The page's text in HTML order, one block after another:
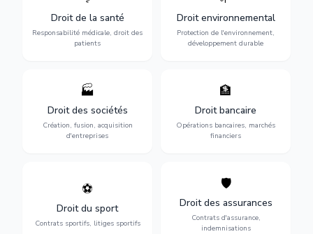
Droit de la santé
Responsabilité médicale, droit des
patients
médicales, responsabilité
des praticiens et
indemnisation.
Droit environnemental
Protection de l'environnement,
développement durable
conformité
environnementale, litiges et
développement durable.
🏭
Droit des sociétés
Création, fusion, acquisition
d'entreprises
Structuration de votre
société : création, fusion-
acquisition, gouvernance et
restructuration.
🏦
Droit bancaire
Opérations bancaires, marchés
financiers
Gestion de vos opérations
financières : contentieux
bancaire, investissements et
régulation.
⚽
Droit du sport
Contrats sportifs, litiges sportifs
Expertise en droit sportif :
transferts, sponsoring et
contentieux.
🛡️
Droit des assurances
Contrats d'assurance,
indemnisations
Défense de vos intérêts :
contrats d'assurance,
sinistres et indemnisations
optimales.